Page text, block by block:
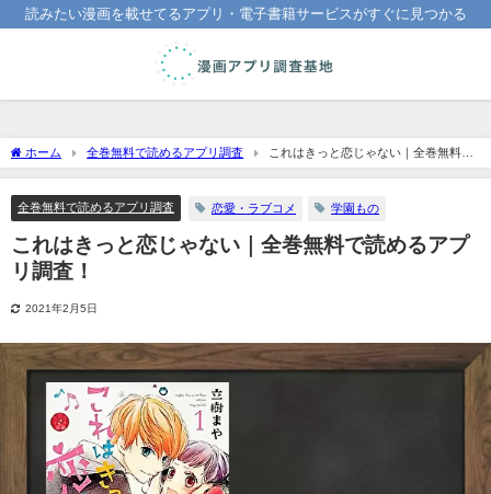
読みたい漫画を載せてるアプリ・電子書籍サービスがすぐに見つかる
ホーム 全巻無料で読めるアプリ調査
これはきっと恋じゃない｜全巻無料で
読めるアプリ調査！
全巻無料で読めるアプリ調査 恋愛・ラブコメ 学園もの
これはきっと恋じゃない｜全巻無料で読めるアプ
リ調査！
2021年2月5日